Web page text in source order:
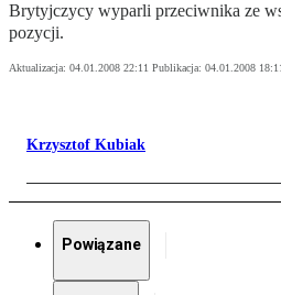
Brytyjczycy wyparli przeciwnika ze
pozycji.
Aktualizacja: 04.01.2008 22:11 Publikacja: 04.01.2008 18:11
Krzysztof Kubiak
Powiązane